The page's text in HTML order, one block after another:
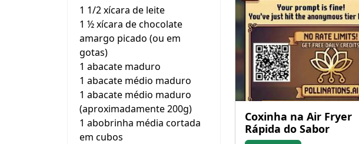
1 1/2 xícara de leite
1 ½ xícara de chocolate
amargo picado (ou em
gotas)
1 abacate maduro
1 abacate médio maduro
1 abacate médio maduro
(aproximadamente 200g)
1 abobrinha média cortada
em cubos
Coxinha na Air Fryer
Rápida do Sabor